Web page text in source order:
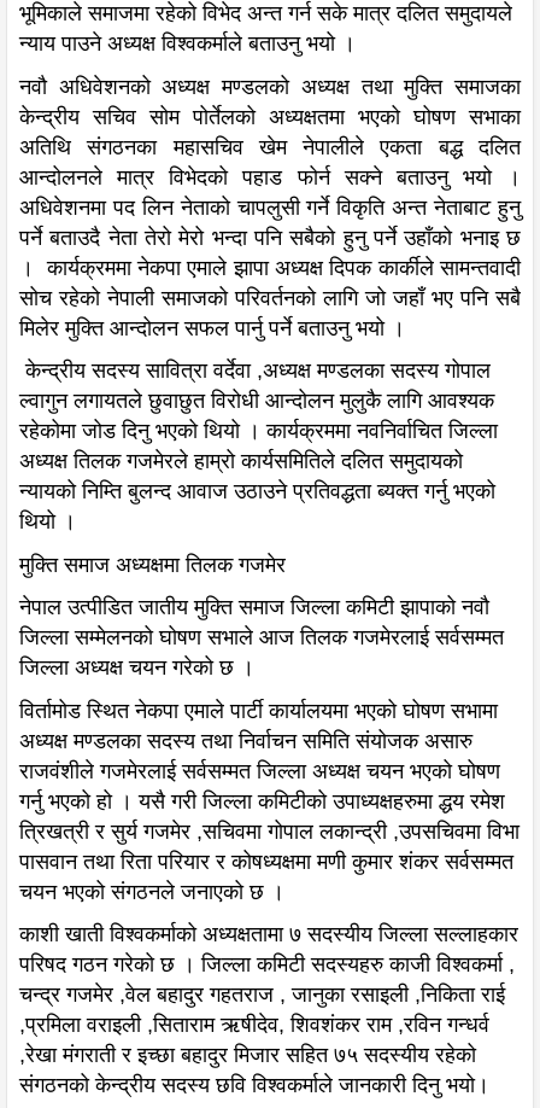
भूमिकाले समाजमा रहेको विभेद अन्त गर्न सके मात्र दलित समुदायले
न्याय पाउने अध्यक्ष विश्वकर्माले बताउनु भयो ।
नवौ अधिवेशनको अध्यक्ष मण्डलको अध्यक्ष तथा मुक्ति समाजका
केन्द्रीय सचिव सोम पोर्तेलको अध्यक्षतमा भएको घोषण सभाका
अतिथि संगठनका महासचिव खेम नेपालीले एकता बद्ध दलित
आन्दोलनले मात्र विभेदको पहाड फोर्न सक्ने बताउनु भयो ।
अधिवेशनमा पद लिन नेताको चापलुसी गर्ने विकृति अन्त नेताबाट हुनु
पर्ने बताउदै नेता तेरो मेरो भन्दा पनि सबैको हुनु पर्ने उहाँको भनाइ छ
। कार्यक्रममा नेकपा एमाले झापा अध्यक्ष दिपक कार्कीले सामन्तवादी
सोच रहेको नेपाली समाजको परिवर्तनको लागि जो जहाँ भए पनि सबै
मिलेर मुक्ति आन्दोलन सफल पार्नु पर्ने बताउनु भयो ।
केन्द्रीय सदस्य सावित्रा वर्देवा ,अध्यक्ष मण्डलका सदस्य गोपाल
ल्वागुन लगायतले छुवाछुत विरोधी आन्दोलन मुलुकै लागि आवश्यक
रहेकोमा जोड दिनु भएको थियो । कार्यक्रममा नवनिर्वाचित जिल्ला
अध्यक्ष तिलक गजमेरले हाम्रो कार्यसमितिले दलित समुदायको
न्यायको निम्ति बुलन्द आवाज उठाउने प्रतिवद्धता ब्यक्त गर्नु भएको
थियो ।
मुक्ति समाज अध्यक्षमा तिलक गजमेर
नेपाल उत्पीडित जातीय मुक्ति समाज जिल्ला कमिटी झापाको नवौ
जिल्ला सम्मेलनको घोषण सभाले आज तिलक गजमेरलाई सर्वसम्मत
जिल्ला अध्यक्ष चयन गरेको छ ।
विर्तामोड स्थित नेकपा एमाले पार्टी कार्यालयमा भएको घोषण सभामा
अध्यक्ष मण्डलका सदस्य तथा निर्वाचन समिति संयोजक असारु
राजवंशीले गजमेरलाई सर्वसम्मत जिल्ला अध्यक्ष चयन भएको घोषण
गर्नु भएको हो । यसै गरी जिल्ला कमिटीको उपाध्यक्षहरुमा द्धय रमेश
त्रिखत्री र सुर्य गजमेर ,सचिवमा गोपाल लकान्द्री ,उपसचिवमा विभा
पासवान तथा रिता परियार र कोषध्यक्षमा मणी कुमार शंकर सर्वसम्मत
चयन भएको संगठनले जनाएको छ ।
काशी खाती विश्वकर्माको अध्यक्षतामा ७ सदस्यीय जिल्ला सल्लाहकार
परिषद गठन गरेको छ । जिल्ला कमिटी सदस्यहरु काजी विश्वकर्मा ,
चन्द्र गजमेर ,वेल बहादुर गहतराज , जानुका रसाइली ,निकिता राई
,प्रमिला वराइली ,सिताराम ऋषीदेव, शिवशंकर राम ,रविन गन्धर्व
,रेखा मंगराती र इच्छा बहादुर मिजार सहित ७५ सदस्यीय रहेको
संगठनको केन्द्रीय सदस्य छवि विश्वकर्माले जानकारी दिनु भयो।